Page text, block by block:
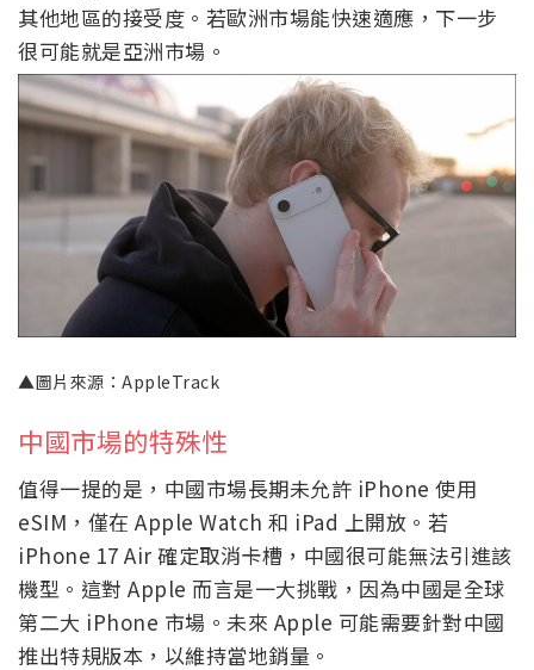
其他地區的接受度。若歐洲市場能快速適應，下一步
很可能就是亞洲市場。
▲圖片來源：AppleTrack
中國市場的特殊性
值得一提的是，中國市場長期未允許 iPhone 使用
eSIM，僅在 Apple Watch 和 iPad 上開放。若
iPhone 17 Air 確定取消卡槽，中國很可能無法引進該
機型。這對 Apple 而言是一大挑戰，因為中國是全球
第二大 iPhone 市場。未來 Apple 可能需要針對中國
推出特規版本，以維持當地銷量。